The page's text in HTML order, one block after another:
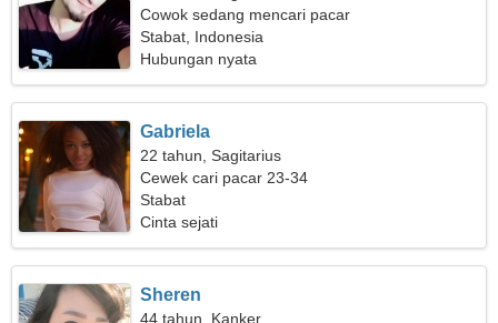
Cowok sedang mencari pacar
Stabat, Indonesia
Hubungan nyata
Gabriela
22 tahun, Sagitarius
Cewek cari pacar 23-34
Stabat
Cinta sejati
Sheren
44 tahun, Kanker